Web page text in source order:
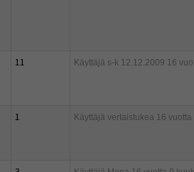
11 Käyttäjä s-k 12.12.2009 16
1 Käyttäjä vertaistukea 16